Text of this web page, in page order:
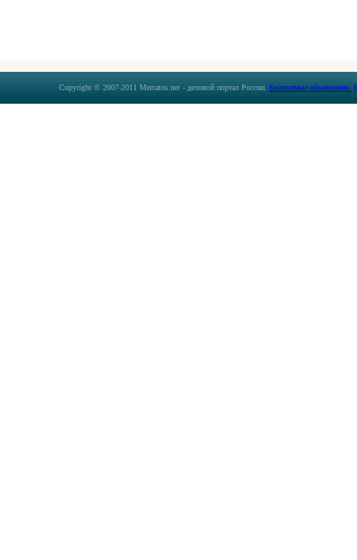
Copyright © 2007-2011 Mercatos.net - деловой портал России. Бесплатные объявления.